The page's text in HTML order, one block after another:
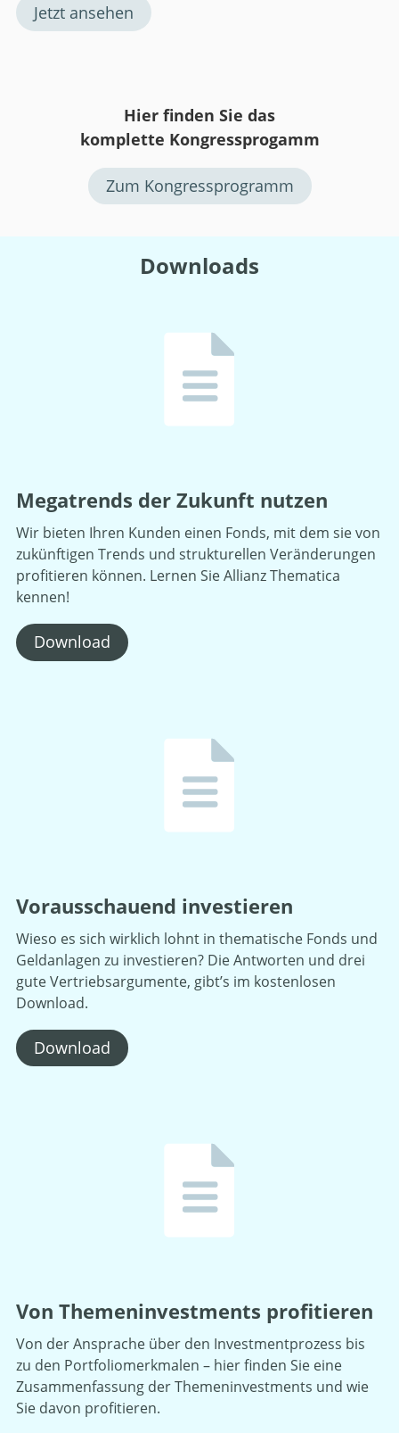
Jetzt ansehen
Hier finden Sie das
komplette Kongressprogamm
Zum Kongressprogramm
Downloads
Megatrends der Zukunft nutzen
Wir bieten Ihren Kunden einen Fonds, mit dem sie von
zukünftigen Trends und strukturellen Veränderungen
profitieren können. Lernen Sie Allianz Thematica
kennen!
Download
Vorausschauend investieren
Wieso es sich wirklich lohnt in thematische Fonds und
Geldanlagen zu investieren? Die Antworten und drei
gute Vertriebsargumente, gibt’s im kostenlosen
Download.
Download
Von Themeninvestments profitieren
Von der Ansprache über den Investmentprozess bis
zu den Portfoliomerkmalen – hier finden Sie eine
Zusammenfassung der Themeninvestments und wie
Sie davon profitieren.